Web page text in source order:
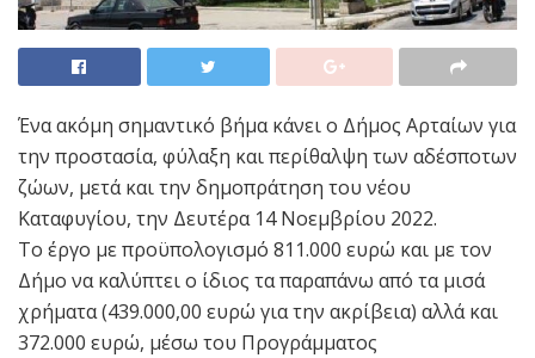
Ένα ακόμη σημαντικό βήμα κάνει ο Δήμος Αρταίων για
την προστασία, φύλαξη και περίθαλψη των αδέσποτων
ζώων, μετά και την δημοπράτηση του νέου
Καταφυγίου, την Δευτέρα 14 Νοεμβρίου 2022.
Το έργο με προϋπολογισμό 811.000 ευρώ και με τον
Δήμο να καλύπτει ο ίδιος τα παραπάνω από τα μισά
χρήματα (439.000,00 ευρώ για την ακρίβεια) αλλά και
372.000 ευρώ, μέσω του Προγράμματος